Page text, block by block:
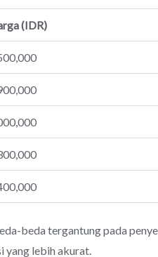
(IDR)
beda tergantung pada
yang lebih akurat.